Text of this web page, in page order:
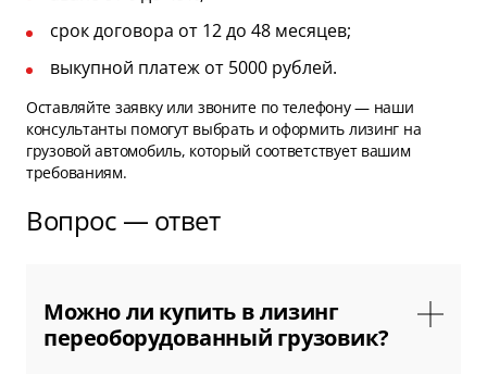
срок договора от 12 до 48 месяцев;
выкупной платеж от 5000 рублей.
Оставляйте заявку или звоните по телефону — наши
консультанты помогут выбрать и оформить лизинг на
грузовой автомобиль, который соответствует вашим
требованиям.
Вопрос — ответ
Можно ли купить в лизинг
переоборудованный грузовик?